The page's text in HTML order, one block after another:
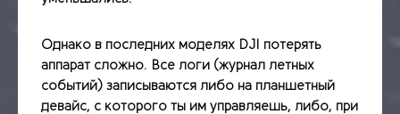
Однако в последних моделях DJI потерять
аппарат сложно. Все логи (журнал летных
событий) записываются либо на планшетный
девайс, с которого ты им управляешь, либо, при